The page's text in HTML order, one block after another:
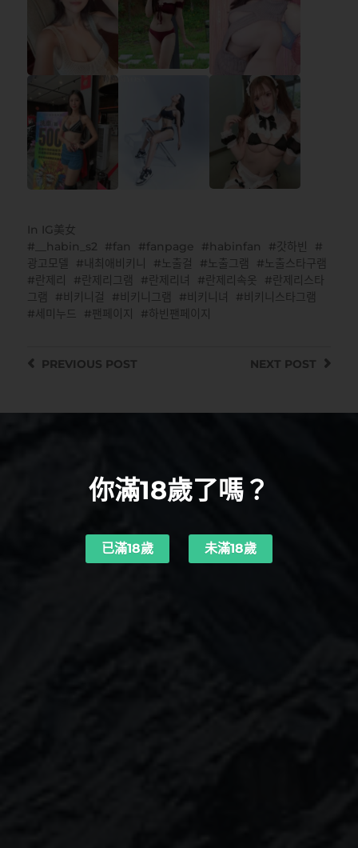
In IG美女
__habin_s2
fan fanpage habinfan
갓하빈
광고모델
내최애비키니 노출걸 노출그램
노출스타구램
란제리
란제리그램 란제리녀 란제리속옷
란제리스타
그램
비키니걸 비키니그램 비키니녀
비키니스타그램
세미누드
팬페이지 하빈팬페이지
NEXT POST
PREVIOUS POST
你滿18歲了嗎？
已滿18歲 未滿18歲